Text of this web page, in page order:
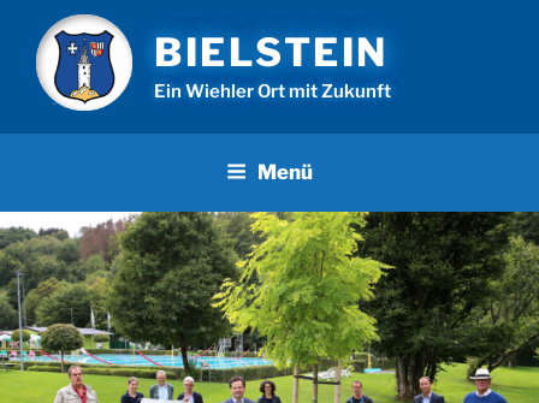
Inhalt
springen
BIELSTEIN
Ein Wiehler Ort mit Zukunft
Menü